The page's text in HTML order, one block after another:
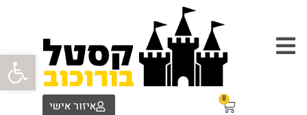
פתח
0
איזור אישי